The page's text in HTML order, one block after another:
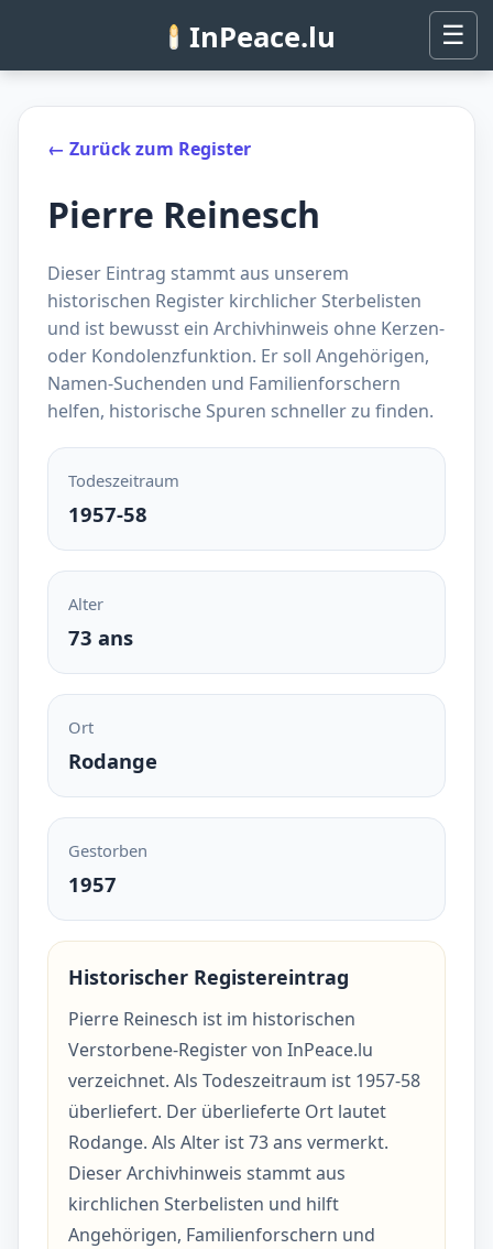
InPeace.lu ☰
← Zurück zum Register
Pierre Reinesch
Dieser Eintrag stammt aus unserem
historischen Register kirchlicher Sterbelisten
und ist bewusst ein Archivhinweis ohne Kerzen-
oder Kondolenzfunktion. Er soll Angehörigen,
Namen-Suchenden und Familienforschern
helfen, historische Spuren schneller zu finden.
Todeszeitraum
1957-58
Alter
73 ans
Ort
Rodange
Gestorben
1957
Historischer Registereintrag
Pierre Reinesch ist im historischen
Verstorbene-Register von InPeace.lu
verzeichnet. Als Todeszeitraum ist 1957-58
überliefert. Der überlieferte Ort lautet
Rodange. Als Alter ist 73 ans vermerkt.
Dieser Archivhinweis stammt aus
kirchlichen Sterbelisten und hilft
Angehörigen, Familienforschern und